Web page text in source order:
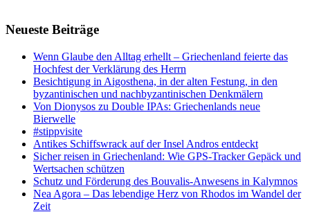
Neueste Beiträge
Wenn Glaube den Alltag erhellt – Griechenland feierte das
Hochfest der Verklärung des Herrn
Besichtigung in Aigosthena, in der alten Festung, in den
byzantinischen und nachbyzantinischen Denkmälern
Von Dionysos zu Double IPAs: Griechenlands neue
Bierwelle
#stippvisite
Antikes Schiffswrack auf der Insel Andros entdeckt
Sicher reisen in Griechenland: Wie GPS-Tracker Gepäck und
Wertsachen schützen
Schutz und Förderung des Bouvalis-Anwesens in Kalymnos
Nea Agora – Das lebendige Herz von Rhodos im Wandel der
Zeit